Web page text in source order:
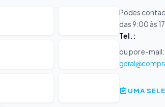
Podes
das 9:00 às
Tel.:
ou por e-mail:
UMA